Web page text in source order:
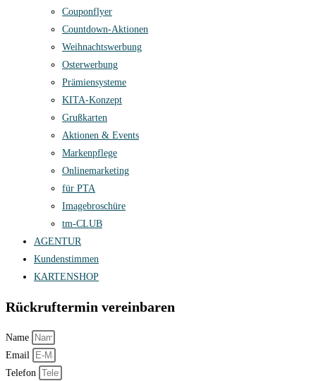
Couponflyer
Countdown-Aktionen
Weihnachtswerbung
Osterwerbung
Prämiensysteme
KITA-Konzept
Grußkarten
Aktionen & Events
Markenpflege
Onlinemarketing
für PTA
Imagebroschüre
tm-CLUB
AGENTUR
Kundenstimmen
KARTENSHOP
Rückruftermin vereinbaren
Name
Email
Telefon